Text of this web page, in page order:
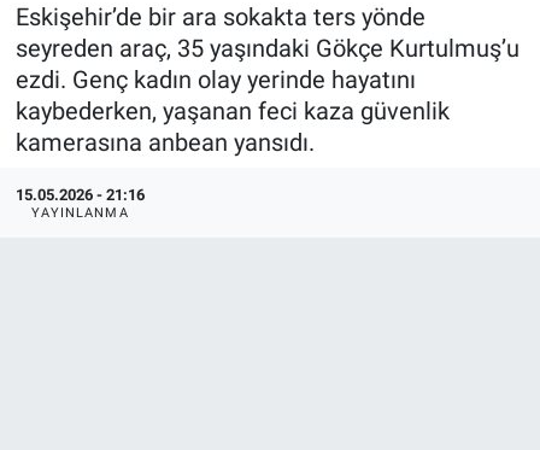
Eskişehir’de bir ara sokakta ters yönde
seyreden araç, 35 yaşındaki Gökçe Kurtulmuş’u
ezdi. Genç kadın olay yerinde hayatını
kaybederken, yaşanan feci kaza güvenlik
kamerasına anbean yansıdı.
15.05.2026 - 21:16
YAYINLANMA
Sağlık
Alış-Veriş/İş dünyası
Ekonomi
Kültür Sanat
Haber Arşivi